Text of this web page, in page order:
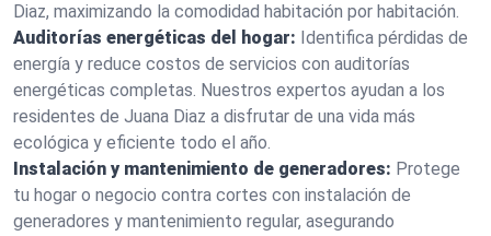
Diaz, maximizando la comodidad habitación por habitación.
Auditorías energéticas del hogar: Identifica pérdidas de
energía y reduce costos de servicios con auditorías
energéticas completas. Nuestros expertos ayudan a los
residentes de Juana Diaz a disfrutar de una vida más
ecológica y eficiente todo el año.
Instalación y mantenimiento de generadores: Protege
tu hogar o negocio contra cortes con instalación de
generadores y mantenimiento regular, asegurando